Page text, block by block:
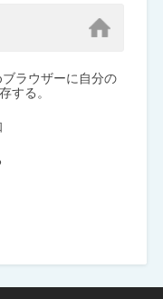
ラウザーに自分の
する。